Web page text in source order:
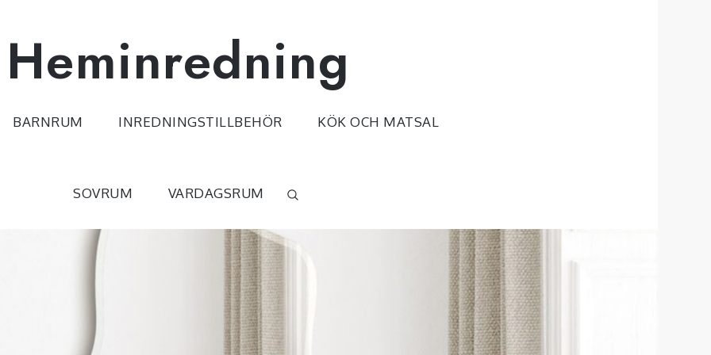
Heminredning
BARNRUM INREDNINGSTILLBEHÖR KÖK OCH MATSAL
SOVRUM VARDAGSRUM